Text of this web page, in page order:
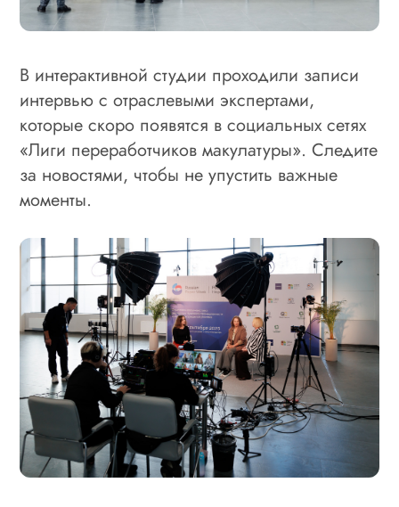
В интерактивной студии проходили записи
интервью с отраслевыми экспертами,
которые скоро появятся в социальных сетях
«Лиги переработчиков макулатуры». Следите
за новостями, чтобы не упустить важные
моменты.